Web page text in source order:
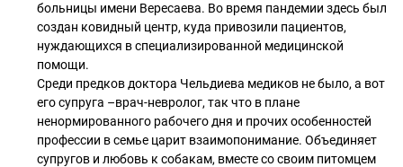
больницы имени Вересаева. Во время пандемии здесь был
создан ковидный центр, куда привозили пациентов,
нуждающихся в специализированной медицинской
помощи.
Среди предков доктора Чельдиева медиков не было, а вот
его супруга –врач-невролог, так что в плане
ненормированного рабочего дня и прочих особенностей
профессии в семье царит взаимопонимание. Объединяет
супругов и любовь к собакам, вместе со своим питомцем